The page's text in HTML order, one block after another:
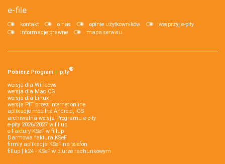
e-file
kontakt o nas opinie użytkowników
wesprzyj e-pity
informacje prawne
mapa serwisu
Pobierz Program e‑pity®
wersja dla Windows
wersja dla Mac OS
wersja dla Linux
wersja PIT przez internet online
aplikacje mobilne Android, iOS
archiwalna wersja Programu e-pity
e-pity 2026/2027 w fillup
e‑Faktury KSeF w fillup
Darmowa faktura KSeF
firmly aplikacja KSeF na telefon
fillup | k24 - KSeF w biurze rachunkowym